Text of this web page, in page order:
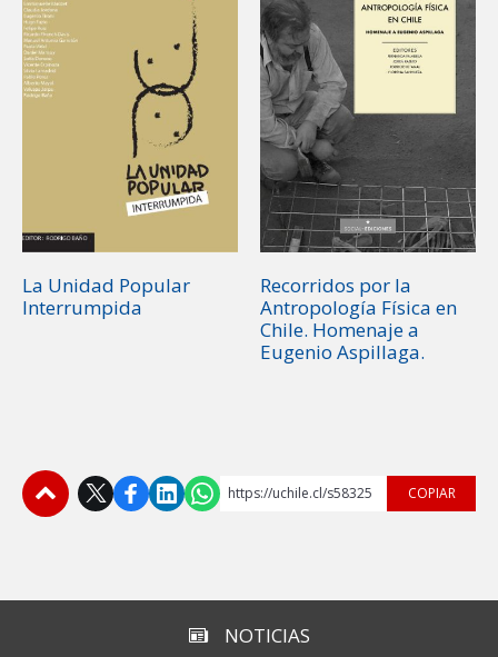
La Unidad Popular
Interrumpida
Recorridos por la
Antropología Física en
Chile. Homenaje a
Eugenio Aspillaga.
https://uchile.cl/s58325 COPIAR
NOTICIAS